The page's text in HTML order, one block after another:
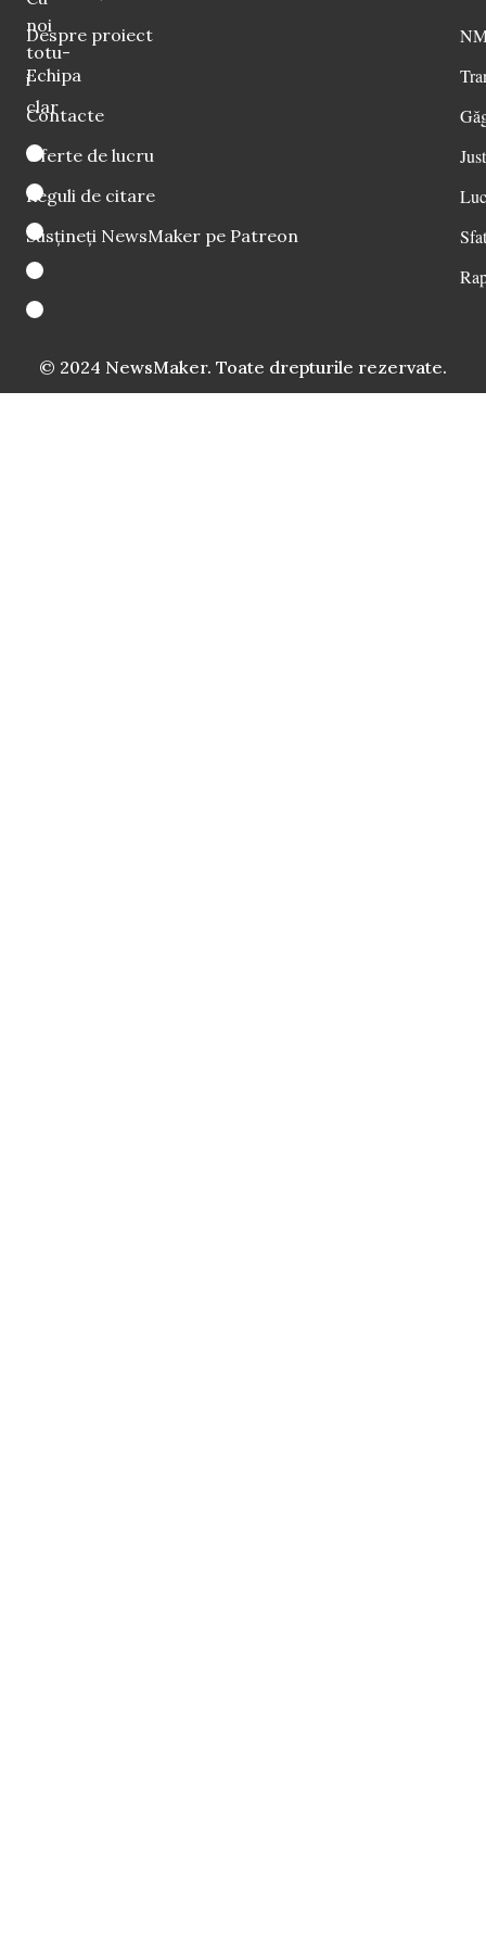
noi
totu-
i
clar
Despre proiect
Echipa
Contacte
Oferte de lucru
Reguli de citare
Susțineți NewsMaker pe Patreon
© 2024 NewsMaker. Toate drepturile rezervate.